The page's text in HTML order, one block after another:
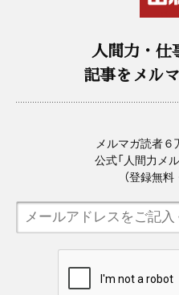
人間力・仕
記事をメル
メルマガ読者
公式「人間力メ
（登録無料